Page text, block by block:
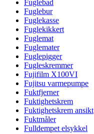
Fuglebad
Fuglebur
Fuglekasse
Fuglekikkert
Fuglemat
Fuglemater
Fuglepigger
Fugleskremmer
Fujifilm X100VI
Fujitsu varmepumpe
Fuktfjerner
Fuktighetskrem
Fuktighetskrem ansikt
Fuktmåler
Fulldempet elsykkel